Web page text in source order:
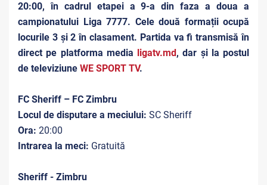
20:00, în cadrul etapei a 9-a din faza a doua a
campionatului Liga 7777. Cele două formații ocupă
locurile 3 și 2 în clasament. Partida va fi transmisă în
direct pe platforma media
ligatv.md , dar și la postul
de televiziune WE SPORT TV.
FC Sheriff – FC Zimbru
Locul de disputare a meciului: SC Sheriff
Ora: 20:00
Intrarea la meci: Gratuită
Sheriff - Zimbru